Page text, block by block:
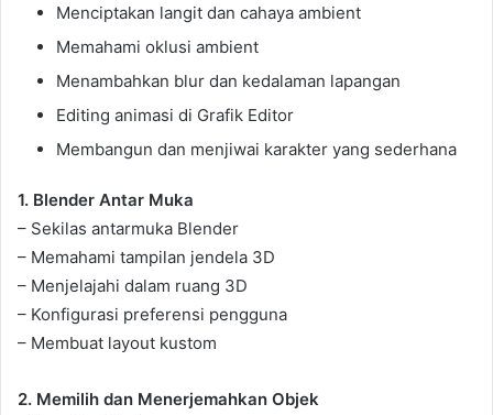
Menciptakan langit dan cahaya ambient
Memahami oklusi ambient
Menambahkan blur dan kedalaman lapangan
Editing animasi di Grafik Editor
Membangun dan menjiwai karakter yang sederhana
1. Blender Antar Muka
– Sekilas antarmuka Blender
– Memahami tampilan jendela 3D
– Menjelajahi dalam ruang 3D
– Konfigurasi preferensi pengguna
– Membuat layout kustom
2. Memilih dan Menerjemahkan Objek